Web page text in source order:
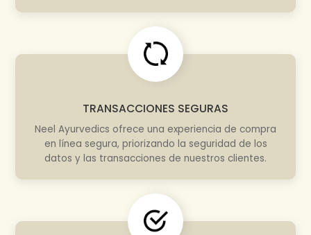
TRANSACCIONES SEGURAS
Neel Ayurvedics ofrece una experiencia de compra
en línea segura, priorizando la seguridad de los
datos y las transacciones de nuestros clientes.